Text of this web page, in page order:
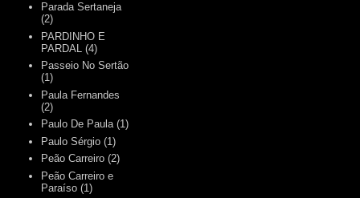
Parada Sertaneja
(2)
PARDINHO E
PARDAL
(4)
Passeio No Sertão
(1)
Paula Fernandes
(2)
Paulo De Paula (1)
Paulo Sérgio (1)
Peão Carreiro (2)
Peão Carreiro e
Paraíso (1)